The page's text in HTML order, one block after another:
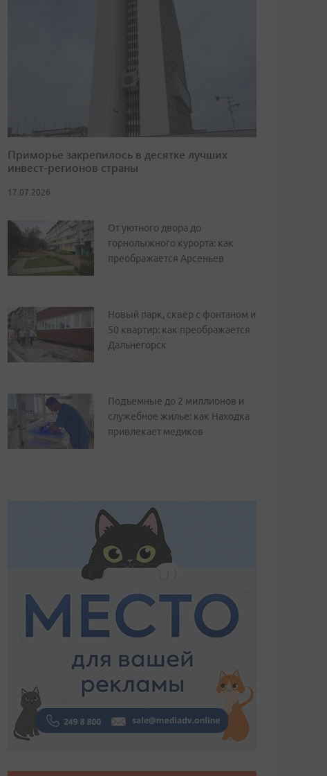
Приморье закрепилось в десятке лучших
инвест-регионов страны
17.07.2026
От уютного двора до
горнолыжного курорта: как
преображается Арсеньев
Новый парк, сквер с фонтаном и
50 квартир: как преображается
Дальнегорск
Подъемные до 2 миллионов и
служебное жилье: как Находка
привлекает медиков